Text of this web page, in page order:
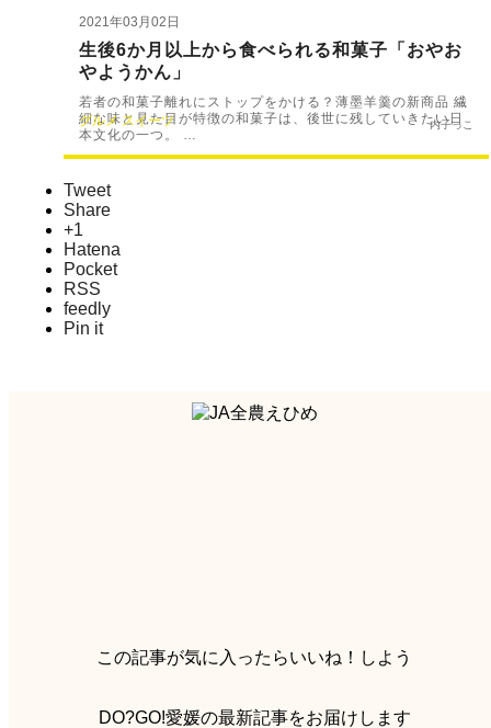
2021年03月02日
生後6か月以上から食べられる和菓子「おやお
やようかん」
若者の和菓子離れにストップをかける？薄墨羊羹の新商品 繊
細な味と見た目が特徴の和菓子は、後世に残していきたい日
本文化の一つ。 …
グルメ スイーツ 内子っこ
Tweet
Share
+1
Hatena
Pocket
RSS
feedly
Pin it
この記事が気に入ったらいいね！しよう
DO?GO!愛媛の最新記事をお届けします